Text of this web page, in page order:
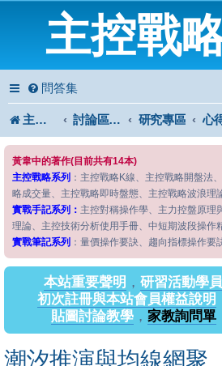
主控戰
問答集
主控戰略中心 討論區首頁 研究專區
黃韋中的著作(目前共有14本)
主控戰略系列 ：主控戰略K線、主控戰略開盤法
略成交量、主控戰略即時盤態、主控戰略波浪理
實戰手記系列： 主控對稱操作學、主力控盤原理
理論、主控技術分析使用手冊、中短期波段操作
實戰筆記系列 ：量價操作要訣、趨向指標操作要
本站重要聲明 ， 研習活動學
初次註冊與本站會員權益說明
貼圖討論教學， 家教詢問單
潮汐推演與均線網聚